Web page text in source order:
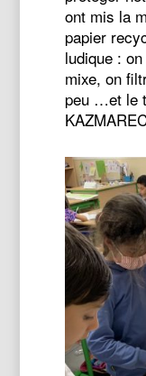
ont mis la
papier
ludique :
mixe, on
peu …et le